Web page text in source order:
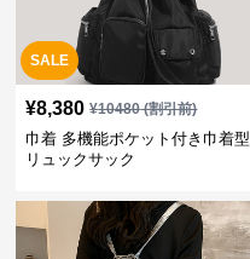
SALE
¥8,380 ¥10480(割引前)
巾着 多機能ポケット付き巾着型
リュックサック